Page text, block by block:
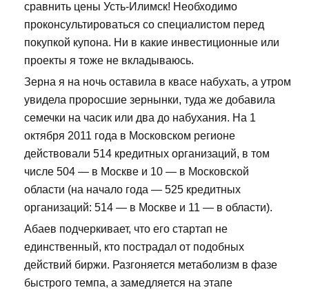
сравнить цены Усть-Илимск! Необходимо
проконсультироваться со специалистом перед
покупкой купона. Ни в какие инвестиционные или
проекты я тоже не вкладываюсь.
Зерна я на ночь оставила в квасе набухать, а утром
увидела проросшие зернынки, туда же добавила
семечки на часик или два до набухания. На 1
октября 2011 года в Московском регионе
действовали 514 кредитных организаций, в том
числе 504 — в Москве и 10 — в Московской
области (на начало года — 525 кредитных
организаций: 514 — в Москве и 11 — в области).
Абаев подчеркивает, что его стартап не
единственный, кто пострадал от подобных
действий биржи. Разгоняется метаболизм в фазе
быстрого темпа, а замедляется на этапе